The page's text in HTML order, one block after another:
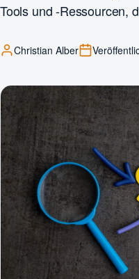
Tools und -Ressourcen,
Christian Alber